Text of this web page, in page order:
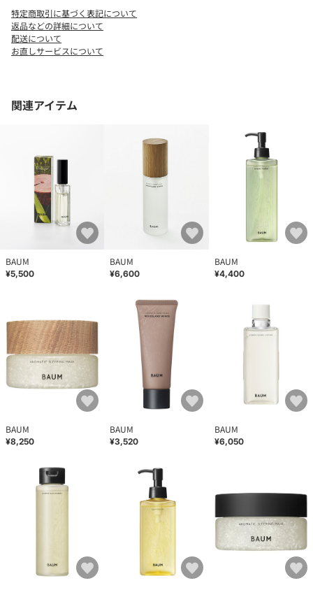
◇本品の近くでストーブなどを長時間使用すると、低温発火の原
因となることがあります。
せは045-534-5840まで。
特定商取引に基づく表記について
返品などの詳細について
配送について
お直しサービスについて
関連アイテム
BAUM
¥5,500
BAUM
¥6,600
BAUM
¥4,400
BAUM
¥8,250
BAUM
¥3,520
BAUM
¥6,050